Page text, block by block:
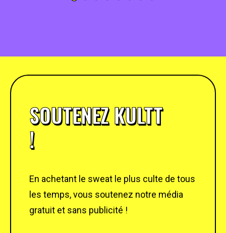
SOUTENEZ KULTT
!
En achetant le sweat le plus culte de tous
les temps, vous soutenez notre média
gratuit et sans publicité !